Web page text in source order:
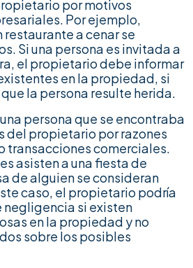
por motivos
Por ejemplo,
restaurante a cenar se
Si una persona es invitada a
el propietario debe informar
en la propiedad, si
la persona resulte herida.
persona que se encontraba
del propietario por razones
transacciones comerciales.
asisten a una fiesta de
de alguien se consideran
caso, el propietario podría
negligencia si existen
en la propiedad y no
sobre los posibles